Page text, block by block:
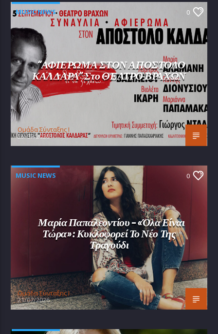
MUSIC NEWS 0
“ΑΦΙΕΡΩΜΑ ΣΤΟΝ ΑΠΟΣΤΟΛΟ
ΚΑΛΔΑΡΑ” Στο ΘΕΑΤΡΟ ΒΡΑΧΩΝ
Oμάδα Σύνταξης Ι
25/07/2026
MUSIC NEWS 0
Μαρία Παπαλεοντίου – «Όλα Είναι
Τώρα»: Κυκλοφορεί Το Νέο Της
Τραγούδι
Oμάδα Σύνταξης Ι
21/07/2026